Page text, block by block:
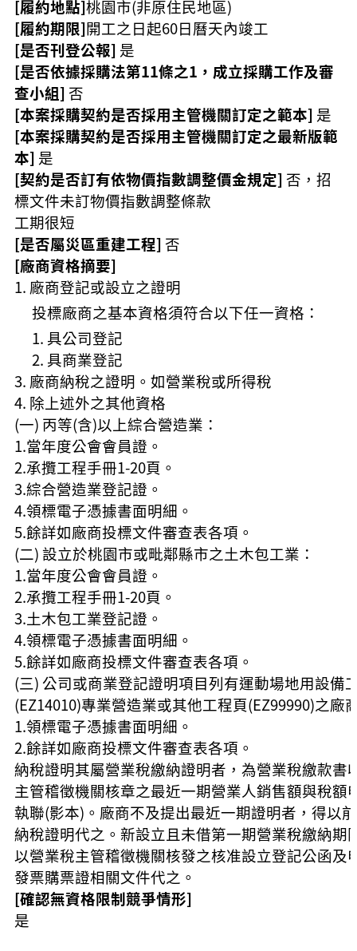
[履約地點]桃園市(非原住民地區)
[履約期限]開工之日起60日曆天內竣工
[是否刊登公報] 是
[是否依據採購法第11條之1，成立採購工作及審
查小組] 否
[本案採購契約是否採用主管機關訂定之範本] 是
[本案採購契約是否採用主管機關訂定之最新版範
本] 是
[契約是否訂有依物價指數調整價金規定] 否，招
標文件未訂物價指數調整條款
工期很短
[是否屬災區重建工程] 否
[廠商資格摘要]
廠商登記或設立之證明
投標廠商之基本資格須符合以下任一資格：
具公司登記
具商業登記
廠商納稅之證明。如營業稅或所得稅
除上述外之其他資格
(一) 丙等(含)以上綜合營造業：
1.當年度公會會員證。
2.承攬工程手冊1-20頁。
3.綜合營造業登記證。
4.領標電子憑據書面明細。
5.餘詳如廠商投標文件審查表各項。
(二) 設立於桃園市或毗鄰縣市之土木包工業：
1.當年度公會會員證。
2.承攬工程手冊1-20頁。
3.土木包工業登記證。
4.領標電子憑據書面明細。
5.餘詳如廠商投標文件審查表各項。
(三) 公司或商業登記證明項目列有運動場地用設備
(EZ14010)專業營造業或其他工程頁(EZ99990)之廠
1.領標電子憑據書面明細。
2.餘詳如廠商投標文件審查表各項。
納稅證明其屬營業稅繳納證明者，為營業稅繳款書
主管稽徵機關核章之最近一期營業人銷售額與稅額
執聯(影本)。廠商不及提出最近一期證明者，得以
納稅證明代之。新設立且未借第一期營業稅繳納期
以營業稅主管稽徵機關核發之核准設立登記公函及
發票購票證相關文件代之。
[確認無資格限制競爭情形]
是